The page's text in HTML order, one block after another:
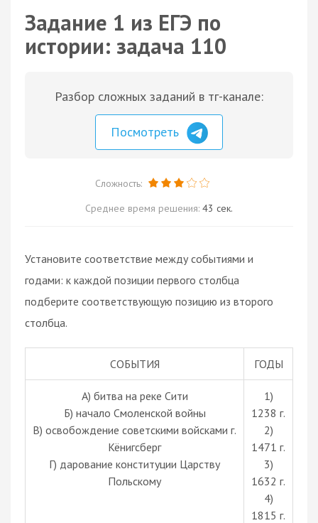
Задание 1 из ЕГЭ по
истории: задача 110
Разбор сложных заданий в тг-канале:
Посмотреть
Сложность:
Среднее время решения: 43 сек.
Установите соответствие между событиями и
годами: к каждой позиции первого столбца
подберите соответствующую позицию из второго
столбца.
СОБЫТИЯ ГОДЫ
A) битва на реке Сити
Б) начало Смоленской войны
В) освобождение советскими войсками г.
Кёнигсберг
Г) дарование конституции Царству
Польскому
1)
1238 г.
2)
1471 г.
3)
1632 г.
4)
1815 г.